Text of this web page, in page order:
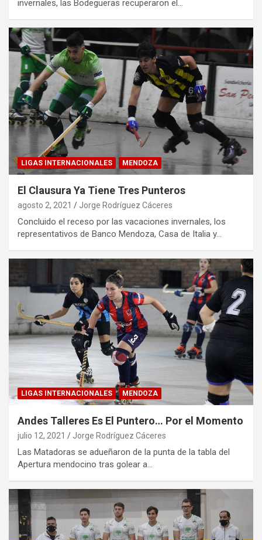
invernales, las Bodegueras recuperaron el…
LIGAS INTERNACIONALES MENDOZA
El Clausura Ya Tiene Tres Punteros
agosto 2, 2021 Jorge Rodríguez Cáceres
Concluido el receso por las vacaciones invernales, los
representativos de Banco Mendoza, Casa de Italia y…
LIGAS INTERNACIONALES MENDOZA
Andes Talleres Es El Puntero… Por el Momento
julio 12, 2021 Jorge Rodríguez Cáceres
Las Matadoras se adueñaron de la punta de la tabla del
Apertura mendocino tras golear a…